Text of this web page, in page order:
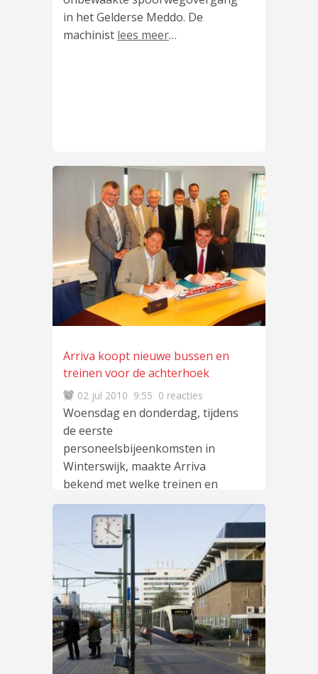
in het Gelderse Meddo. De
machinist lees meer…
Arriva koopt nieuwe bussen en
treinen voor de achterhoek
02 jul 2010 9:55 0 reacties
Woensdag en donderdag, tijdens
de eerste
personeelsbijeenkomsten in
Winterswijk, maakte Arriva
bekend met welke treinen en
bussen Arriva de inwonerslees
…